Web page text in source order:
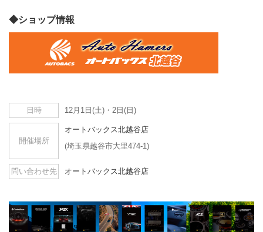
◆ショップ情報
日時 12月1日(土)・2日(日)
開催場所
オートバックス北越谷店
(埼玉県越谷市大里474-1)
問い合わせ先 オートバックス北越谷店